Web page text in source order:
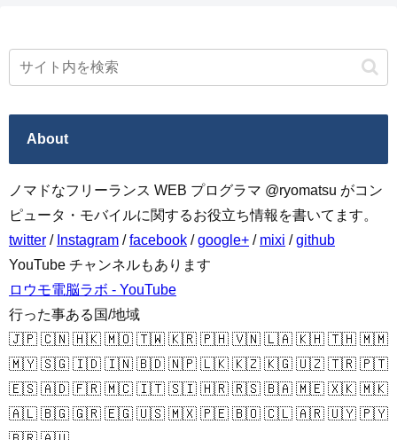
About
ノマドなフリーランス WEB プログラマ @ryomatsu がコン
ピュータ・モバイルに関するお役立ち情報を書いてます。
twitter / Instagram /facebook /google+ / mixi /github
YouTube チャンネルもあります
ロウモ電脳ラボ - YouTube
行った事ある国/地域
🇯🇵 🇨🇳 🇭🇰 🇲🇴 🇹🇼 🇰🇷 🇵🇭 🇻🇳 🇱🇦 🇰🇭 🇹🇭 🇲🇲
🇲🇾 🇸🇬 🇮🇩 🇮🇳 🇧🇩 🇳🇵 🇱🇰 🇰🇿 🇰🇬 🇺🇿 🇹🇷 🇵🇹
🇪🇸 🇦🇩 🇫🇷 🇲🇨 🇮🇹 🇸🇮 🇭🇷 🇷🇸 🇧🇦 🇲🇪 🇽🇰 🇲🇰
🇦🇱 🇧🇬 🇬🇷 🇪🇬 🇺🇸 🇲🇽 🇵🇪 🇧🇴 🇨🇱 🇦🇷 🇺🇾 🇵🇾